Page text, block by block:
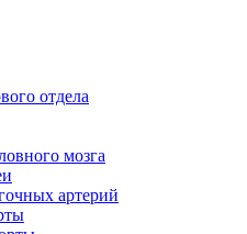
отдела
мозга
артерий